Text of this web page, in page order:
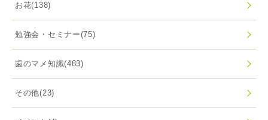
お花(138)
勉強会・セミナー(75)
歯のマメ知識(483)
その他(23)